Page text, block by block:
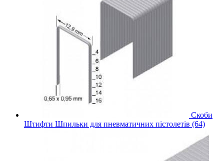
Скоби
Штифти Шпильки для пневматичних пістолетів (64)